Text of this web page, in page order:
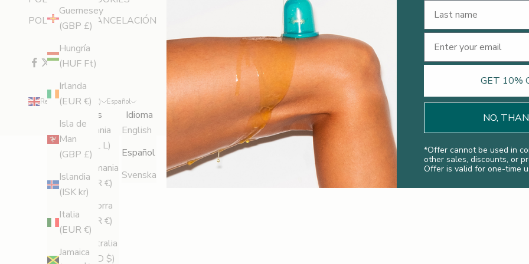
Guernesey
(GBP £)
Hungría
(HUF Ft)
Irlanda
(EUR €)
Isla de
Man
(GBP £)
Islandia
(ISK kr)
Italia
(EUR €)
Jamaica
POLÍTICA DE CANCELACIÓN
Reino Unido (GBP £)
País
Albania
(ALL L)
Alemania
(EUR €)
Andorra
(EUR €)
Australia
(AUD $)
Español
Idioma
English
Español
Svenska
GET 10%
NO,
*Offer cannot be used in
other sales, discounts, or
Offer is valid for one-time